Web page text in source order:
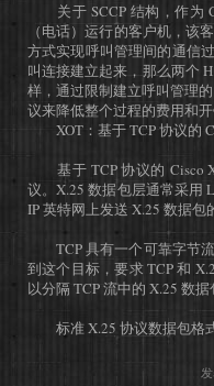
关于 SCCP 结构，作为
（电话）运行的客户机，该
方式实现呼叫管理间的通信
叫连接建立起来，那么两个
样，通过限制建立呼叫管理
议来降低整个过程的费用和开
XOT：基于 TCP 协议的
基于 TCP 协议的 Cisco
议。X.25 数据包层通常采用
IP 英特网上发送 X.25 数据
TCP 具有一个可靠字节流
到这个目标，要求 TCP 和
以分隔 TCP 流中的 X.25 数据
标准 X.25 协议数据包格式